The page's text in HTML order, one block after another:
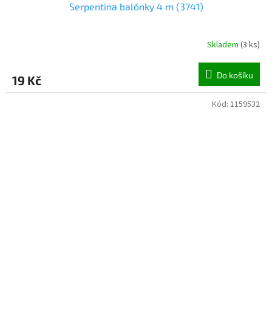
Serpentina balónky 4 m (3741)
Skladem (3 ks)
19 Kč Do košíku
Kód: 1159532